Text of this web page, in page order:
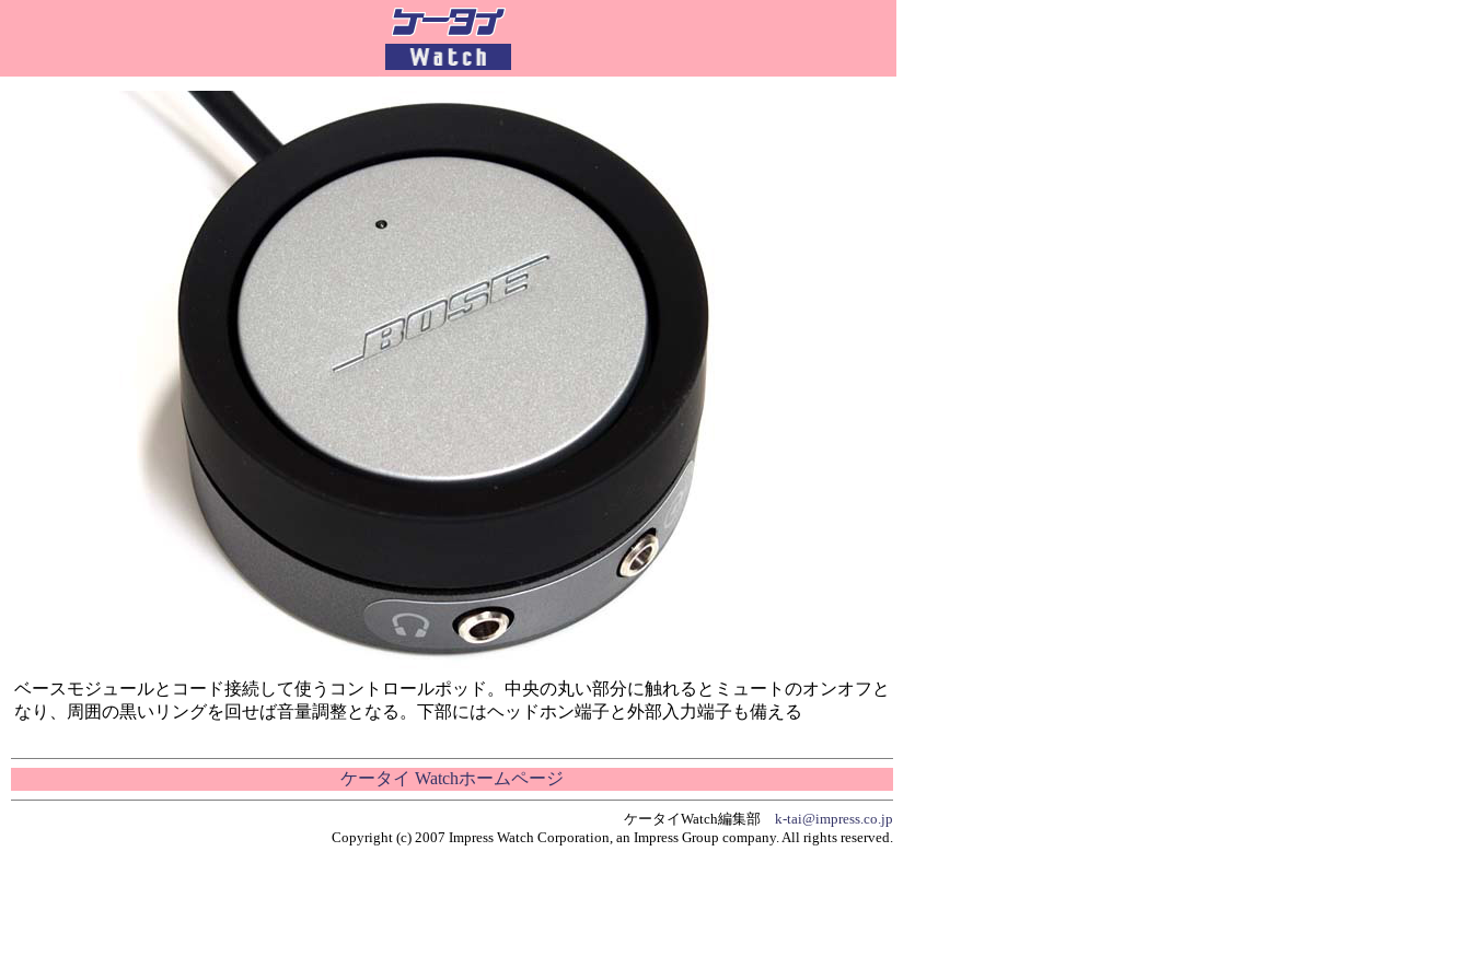
ベースモジュールとコード接続して使うコントロールポッド。中央の丸い部分に触れるとミュートのオンオフと
なり、周囲の黒いリングを回せば音量調整となる。下部にはヘッドホン端子と外部入力端子も備える
ケータイ Watchホームページ
ケータイWatch編集部 k-tai@impress.co.jp
Copyright (c) 2007 Impress Watch Corporation, an Impress Group company. All rights reserved.